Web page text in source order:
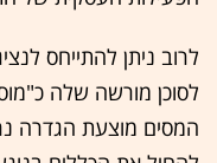
לרוב ניתן להתייחס
לסוכן מורשה שלה
המסים מוצעת הגדרה